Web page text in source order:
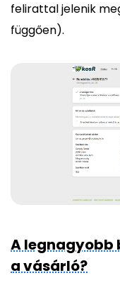
felirattal jelenik
függően).
A legnagyobb
a vásárló?